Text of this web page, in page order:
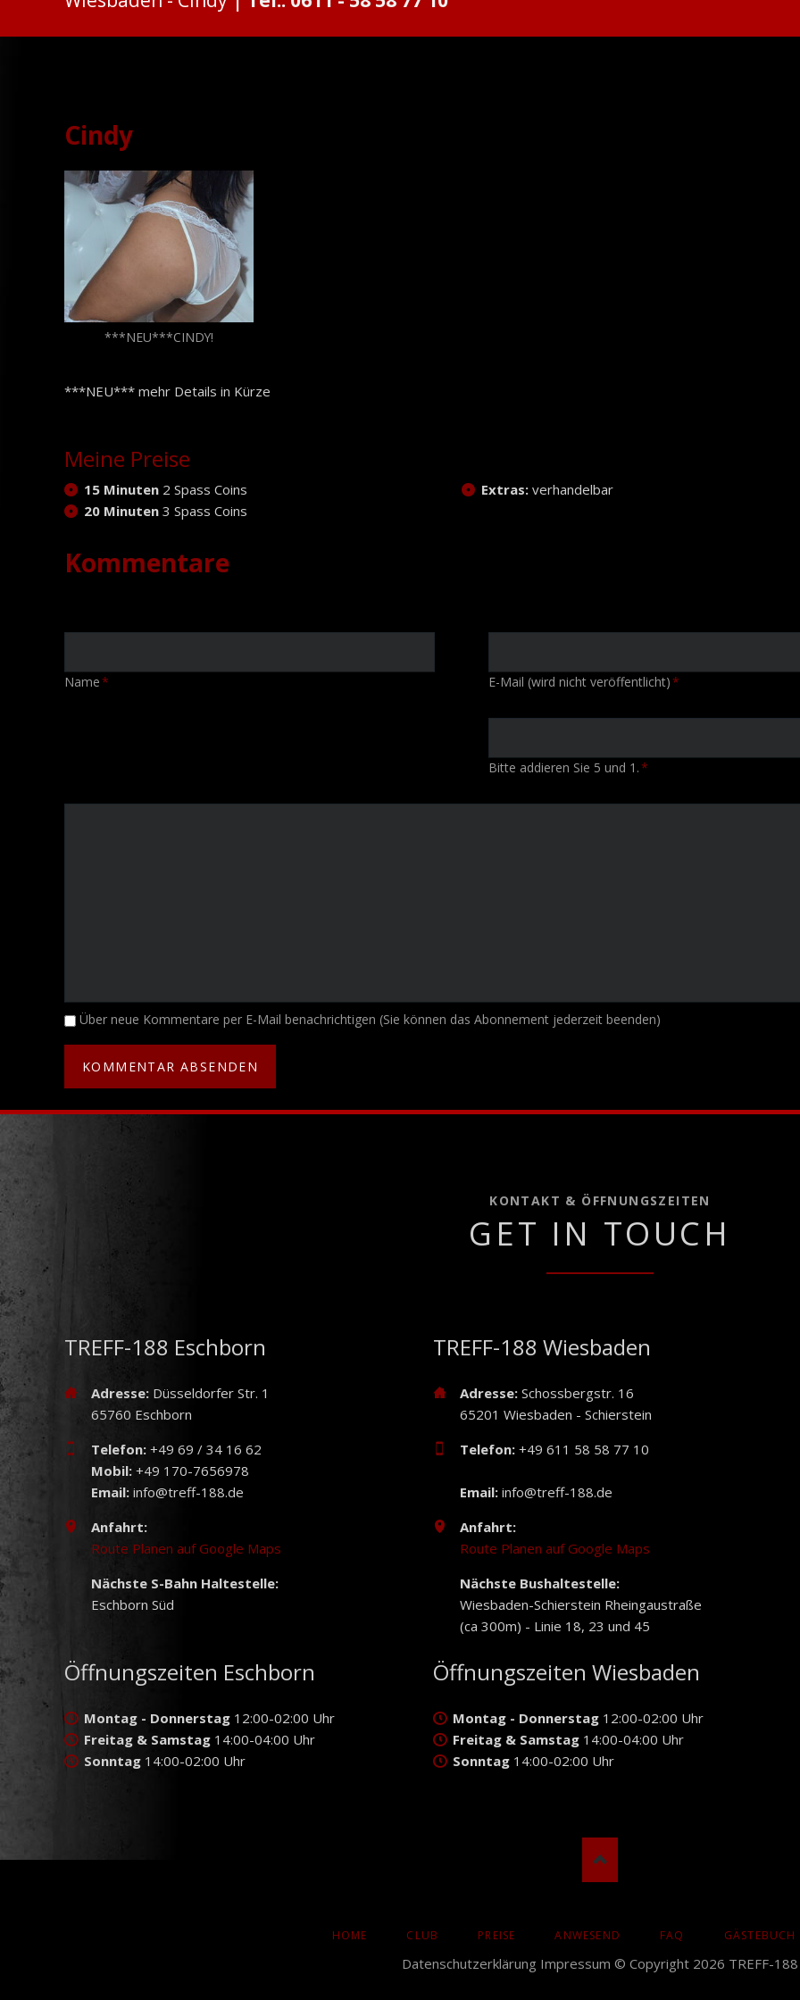
Cindy
***NEU***CINDY!
***NEU*** mehr Details in Kürze
Meine Preise
15 Minuten 2 Spass Coins
20 Minuten 3 Spass Coins
Extras: verhandelbar
Kommentare
Pflichtfeld
Name* Pflichtfeld
E-Mail (wird nicht veröffentlicht)*
Bitte addieren Sie 5 und 1.*
Kommentar
Über neue Kommentare per E-Mail benachrichtigen (Sie können das Abonnement jederzeit beenden)
KONTAKT & ÖFFNUNGSZEITEN
GET IN TOUCH
TREFF-188 Eschborn
Adresse: Düsseldorfer Str. 1
65760 Eschborn
Telefon: +49 69 / 34 16 62
Mobil: +49 170-7656978
Email: info@treff-188.de
Anfahrt:
Route Planen auf Google Maps
Nächste S-Bahn Haltestelle:
Eschborn Süd
Öffnungszeiten Eschborn
Montag - Donnerstag 12:00-02:00 Uhr
Freitag & Samstag 14:00-04:00 Uhr
Sonntag 14:00-02:00 Uhr
TREFF-188 Wiesbaden
Adresse: Schossbergstr. 16
65201 Wiesbaden - Schierstein
Telefon:+49 611 58 58 77 10
Email: info@treff-188.de
Anfahrt:
Route Planen auf Google Maps
Nächste Bushaltestelle:
Wiesbaden-Schierstein Rheingaustraße
(ca 300m) - Linie 18, 23 und 45
Öffnungszeiten Wiesbaden
Montag - Donnerstag 12:00-02:00 Uhr
Freitag & Samstag 14:00-04:00 Uhr
Sonntag 14:00-02:00 Uhr
ÜBERSPRINGEN
HOME CLUB PREISE ANWESEND FAQ GÄSTEBUCH
Datenschutzerklärung Impressum © Copyright 2026 TREFF-188